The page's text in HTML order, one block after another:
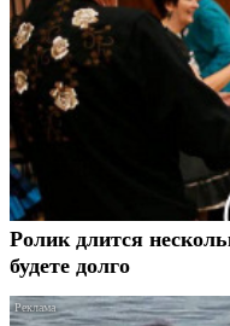
Ролик длится
будете долго